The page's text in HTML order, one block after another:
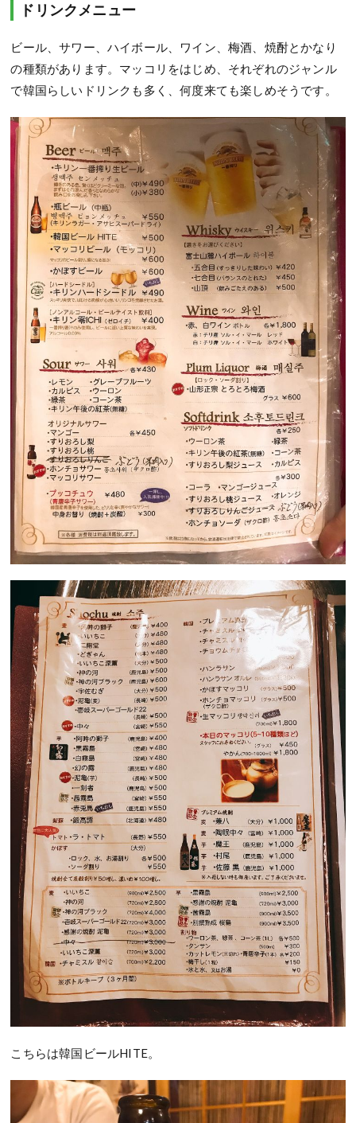
ドリンクメニュー
ビール、サワー、ハイボール、ワイン、梅酒、焼酎とかなり
の種類があります。マッコリをはじめ、それぞれのジャンル
で韓国らしいドリンクも多く、何度来ても楽しめそうです。
こちらは韓国ビールHITE。